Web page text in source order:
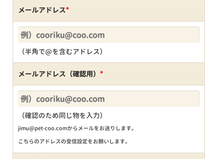
メールアドレス*
（半角で@を含むアドレス）
メールアドレス（確認用） *
（確認のため同じ物を入力）
jimu@pet-coo.comからメールをお送りします。
こちらのアドレスの受信設定をお願いします。